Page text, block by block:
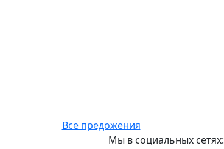
Все предожения
Мы в социальных сетях: